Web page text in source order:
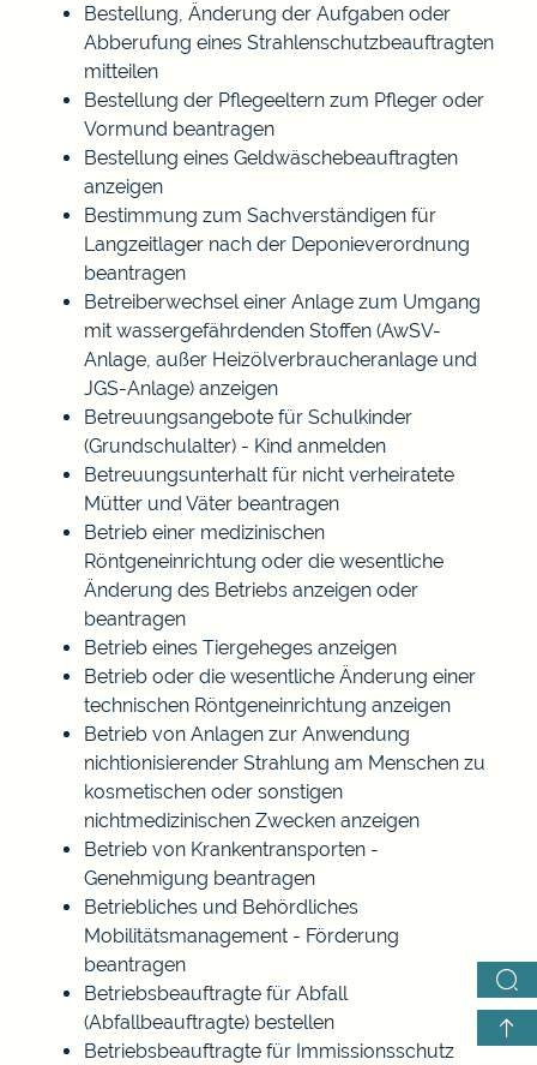
Bestellung, Änderung der Aufgaben oder
Abberufung eines Strahlenschutzbeauftragten
mitteilen
Bestellung der Pflegeeltern zum Pfleger oder
Vormund beantragen
Bestellung eines Geldwäschebeauftragten
anzeigen
Bestimmung zum Sachverständigen für
Langzeitlager nach der Deponieverordnung
beantragen
Betreiberwechsel einer Anlage zum Umgang
mit wassergefährdenden Stoffen (AwSV-
Anlage, außer Heizölverbraucheranlage und
JGS-Anlage) anzeigen
Betreuungsangebote für Schulkinder
(Grundschulalter) - Kind anmelden
Betreuungsunterhalt für nicht verheiratete
Mütter und Väter beantragen
Betrieb einer medizinischen
Röntgeneinrichtung oder die wesentliche
Änderung des Betriebs anzeigen oder
beantragen
Betrieb eines Tiergeheges anzeigen
Betrieb oder die wesentliche Änderung einer
technischen Röntgeneinrichtung anzeigen
Betrieb von Anlagen zur Anwendung
nichtionisierender Strahlung am Menschen zu
kosmetischen oder sonstigen
nichtmedizinischen Zwecken anzeigen
Betrieb von Krankentransporten -
Genehmigung beantragen
Betriebliches und Behördliches
Mobilitätsmanagement - Förderung
beantragen
Betriebsbeauftragte für Abfall
(Abfallbeauftragte) bestellen
Betriebsbeauftragte für Immissionsschutz